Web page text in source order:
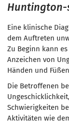
Eine klinische
dem Auftreten
Zu Beginn kann
Anzeichen von
Händen und
Die Betroffenen
Schwierigkeiten
Aktivitäten wie